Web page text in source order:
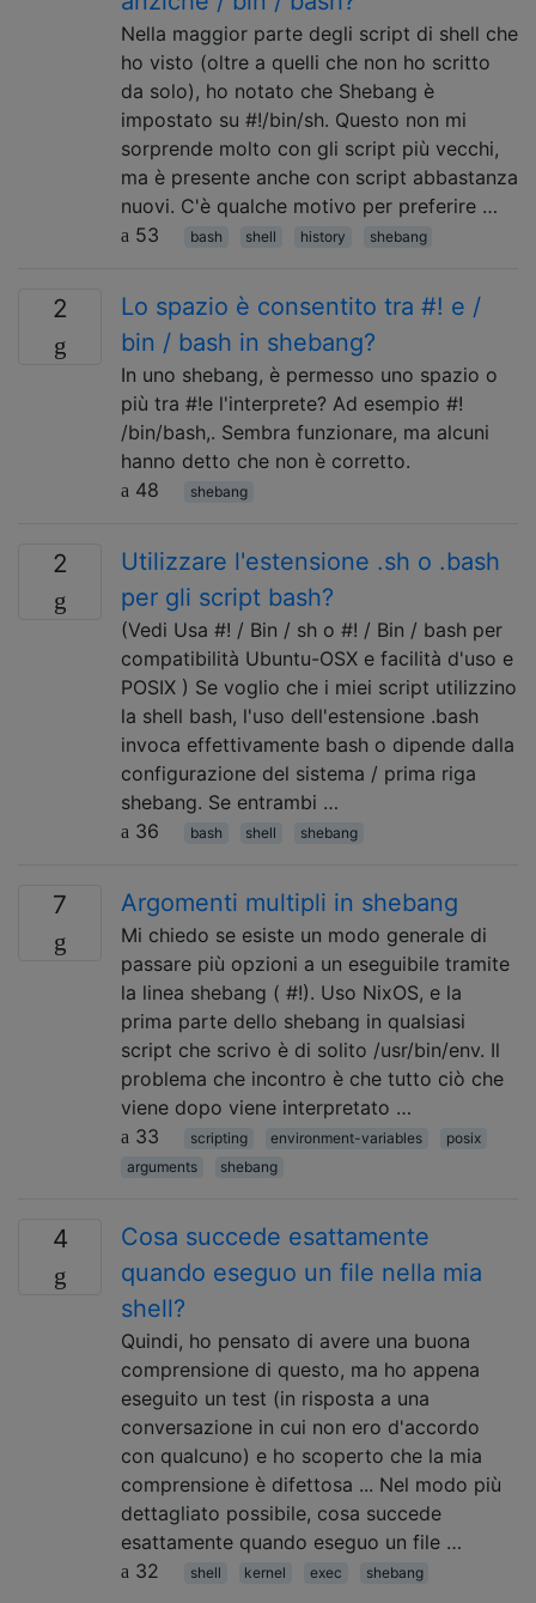
Nella maggior parte degli script di shell che
ho visto (oltre a quelli che non ho scritto
da solo), ho notato che Shebang è
impostato su #!/bin/sh. Questo non mi
sorprende molto con gli script più vecchi,
ma è presente anche con script abbastanza
nuovi. C'è qualche motivo per preferire …
53
bash shell history shebang
2
Lo spazio è consentito tra #! e /
bin / bash in shebang?
In uno shebang, è permesso uno spazio o
più tra #!e l'interprete? Ad esempio #!
/bin/bash,. Sembra funzionare, ma alcuni
hanno detto che non è corretto.
48
shebang
2
Utilizzare l'estensione .sh o .bash
per gli script bash?
(Vedi Usa #! / Bin / sh o #! / Bin / bash per
compatibilità Ubuntu-OSX e facilità d'uso e
POSIX ) Se voglio che i miei script utilizzino
la shell bash, l'uso dell'estensione .bash
invoca effettivamente bash o dipende dalla
configurazione del sistema / prima riga
shebang. Se entrambi …
36
bash shell shebang
7 Argomenti multipli in shebang
Mi chiedo se esiste un modo generale di
passare più opzioni a un eseguibile tramite
la linea shebang ( #!). Uso NixOS, e la
prima parte dello shebang in qualsiasi
script che scrivo è di solito /usr/bin/env. Il
problema che incontro è che tutto ciò che
viene dopo viene interpretato …
33
scripting environment-variables
posix
arguments
shebang
4
Cosa succede esattamente
quando eseguo un file nella mia
shell?
Quindi, ho pensato di avere una buona
comprensione di questo, ma ho appena
eseguito un test (in risposta a una
conversazione in cui non ero d'accordo
con qualcuno) e ho scoperto che la mia
comprensione è difettosa ... Nel modo più
dettagliato possibile, cosa succede
esattamente quando eseguo un file …
32
shell kernel exec shebang